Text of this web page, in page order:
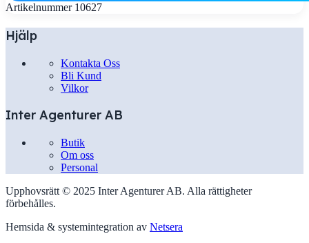
Artikelnummer 10627
Hjälp
Kontakta Oss
Bli Kund
Vilkor
Inter Agenturer AB
Butik
Om oss
Personal
Upphovsrätt © 2025 Inter Agenturer AB. Alla rättigheter
förbehålles.
Hemsida & systemintegration av Netsera